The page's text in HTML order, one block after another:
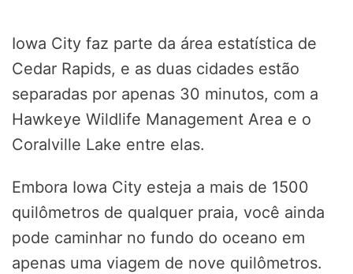
Iowa City faz parte da área estatística de
Cedar Rapids, e as duas cidades estão
separadas por apenas 30 minutos, com a
Hawkeye Wildlife Management Area e o
Coralville Lake entre elas.
Embora Iowa City esteja a mais de 1500
quilômetros de qualquer praia, você ainda
pode caminhar no fundo do oceano em
apenas uma viagem de nove quilômetros.